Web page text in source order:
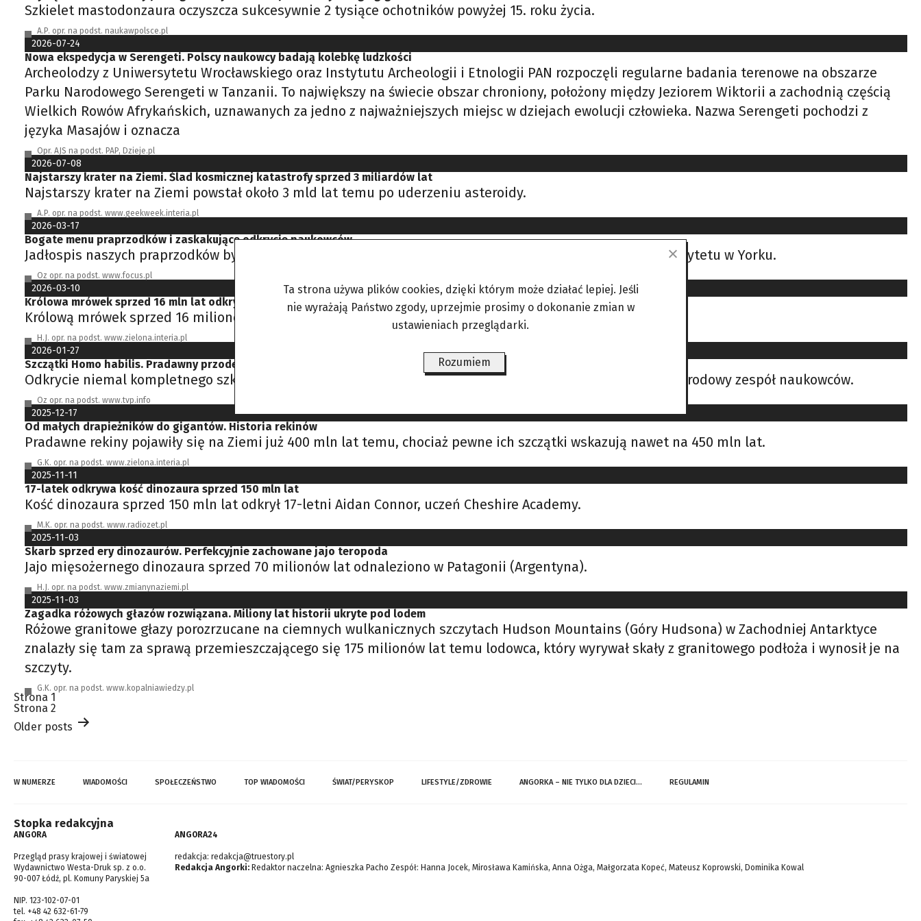
Szkielet mastodonzaura oczyszcza sukcesywnie 2 tysiące ochotników powyżej 15. roku życia.
A.P. opr. na podst. naukawpolsce.pl
2026-07-24
Nowa ekspedycja w Serengeti. Polscy naukowcy badają kolebkę ludzkości
Archeolodzy z Uniwersytetu Wrocławskiego oraz Instytutu Archeologii i Etnologii PAN rozpoczęli regularne badania terenowe na obszarze
Parku Narodowego Serengeti w Tanzanii. To największy na świecie obszar chroniony, położony między Jeziorem Wiktorii a zachodnią częścią
Wielkich Rowów Afrykańskich, uznawanych za jedno z najważniejszych miejsc w dziejach ewolucji człowieka. Nazwa Serengeti pochodzi z
języka Masajów i oznacza
Opr. AJS na podst. PAP, Dzieje.pl
2026-07-08
Najstarszy krater na Ziemi. Ślad kosmicznej katastrofy sprzed 3 miliardów lat
Najstarszy krater na Ziemi powstał około 3 mld lat temu po uderzeniu asteroidy.
A.P. opr. na podst. www.geekweek.interia.pl
2026-03-17
Bogate menu praprzodków i zaskakujące odkrycie naukowców
Jadłospis naszych praprzodków był bar dziej urozmaicony, niż przypuszczano – orzekli naukowcy z Uniwersytetu w Yorku.
Oz opr. na podst. www.focus.pl
2026-03-10
Królowa mrówek sprzed 16 mln lat odkryta w bursztynie
Królową mrówek sprzed 16 milionów lat odkryto w bursztynie z Dominikany.
H.J. opr. na podst. www.zielona.interia.pl
2026-01-27
Szczątki Homo habilis. Pradawny przodek człowieka odsłonięty w Kenii
Odkrycie niemal kompletnego szkieletu przedstawiciela Homo habilis (człowiek zręczny) ogłosił międzynarodowy zespół naukowców.
Oz opr. na podst. www.tvp.info
2025-12-17
Od małych drapieżników do gigantów. Historia rekinów
Pradawne rekiny pojawiły się na Ziemi już 400 mln lat temu, chociaż pewne ich szczątki wskazują nawet na 450 mln lat.
G.K. opr. na podst. www.zielona.interia.pl
2025-11-11
17-latek odkrywa kość dinozaura sprzed 150 mln lat
Kość dinozaura sprzed 150 mln lat odkrył 17-letni Aidan Connor, uczeń Cheshire Academy.
M.K. opr. na podst. www.radiozet.pl
2025-11-03
Skarb sprzed ery dinozaurów. Perfekcyjnie zachowane jajo teropoda
Jajo mięsożernego dinozaura sprzed 70 milionów lat odnaleziono w Patagonii (Argentyna).
H.J. opr. na podst. www.zmianynaziemi.pl
2025-11-03
Zagadka różowych głazów rozwiązana. Miliony lat historii ukryte pod lodem
Różowe granitowe głazy porozrzucane na ciemnych wulkanicznych szczytach Hudson Mountains (Góry Hudsona) w Zachodniej Antarktyce
znalazły się tam za sprawą przemieszczającego się 175 milionów lat temu lodowca, który wyrywał skały z granitowego podłoża i wynosił je na
szczyty.
G.K. opr. na podst. www.kopalniawiedzy.pl
Stronicowanie
wpisów
Strona 1
Strona 2
Older posts
W NUMERZE WIADOMOŚCI SPOŁECZEŃSTWO TOP WIADOMOŚCI ŚWIAT/PERYSKOP LIFESTYLE/ZDROWIE ANGORKA – NIE TYLKO DLA DZIECI… REGULAMIN
Stopka redakcyjna
ANGORA
Przegląd prasy krajowej i światowej
Wydawnictwo Westa-Druk sp. z o.o.
90-007 Łódź, pl. Komuny Paryskiej 5a
NIP. 123-102-07-01
tel. +48 42 632-61-79
ANGORA24
redakcja: redakcja@truestory.pl
Redakcja Angorki: Redaktor naczelna: Agnieszka Pacho Zespół: Hanna Jocek, Mirosława Kamińska, Anna Ożga, Małgorzata Kopeć, Mateusz Koprowski, Dominika Kowal
Ta strona używa plików cookies, dzięki którym może działać lepiej. Jeśli
nie wyrażają Państwo zgody, uprzejmie prosimy o dokonanie zmian w
ustawieniach przeglądarki.
Rozumiem